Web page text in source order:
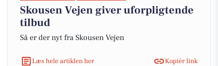
Skousen Vejen giver uforpligtende
tilbud
Så er der nyt fra Skousen Vejen
Læs hele artiklen her Kopiér link